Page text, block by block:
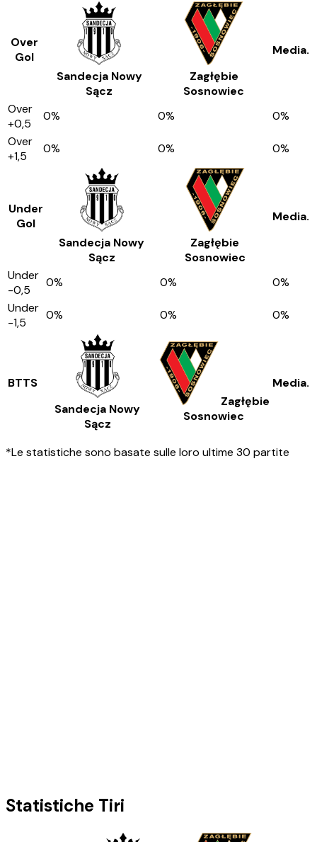
Over
Gol
Sandecja Nowy
Sącz
Zagłębie
Sosnowiec
Media.
Over
+0,5
0% 0% 0%
Over
+1,5
0% 0% 0%
Under
Gol
Sandecja Nowy
Sącz
Zagłębie
Sosnowiec
Media.
Under
-0,5
0% 0% 0%
Under
-1,5
0% 0% 0%
BTTS
Sandecja Nowy
Sącz
Zagłębie
Sosnowiec
Media.
*Le statistiche sono basate sulle loro ultime 30 partite
Statistiche Tiri